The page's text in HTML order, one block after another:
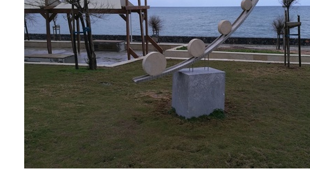
ΤΟΠΟΣ
ΠΟΛΙΤΙΣΜΟΣ
ΑΝΘΕΚΤΙΚΗ
ΠΟΛΗ